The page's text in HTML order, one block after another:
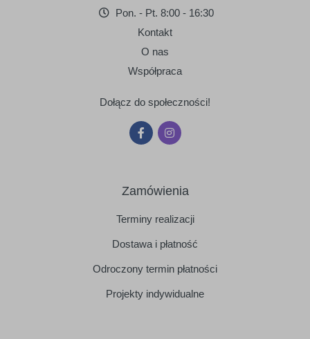
Pon. - Pt. 8:00 - 16:30
Kontakt
O nas
Współpraca
Dołącz do społeczności!
Zamówienia
Terminy realizacji
Dostawa i płatność
Odroczony termin płatności
Projekty indywidualne